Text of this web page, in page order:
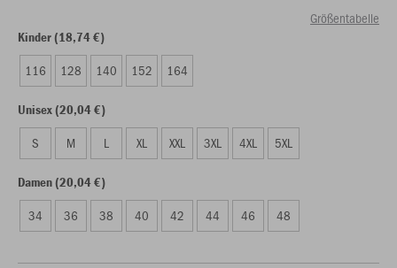
Größentabelle
Kinder (18,74 €)
116 128 140 152 164
Unisex (20,04 €)
S M L XL XXL 3XL 4XL 5XL
Damen (20,04 €)
34 36 38 40 42 44 46 48